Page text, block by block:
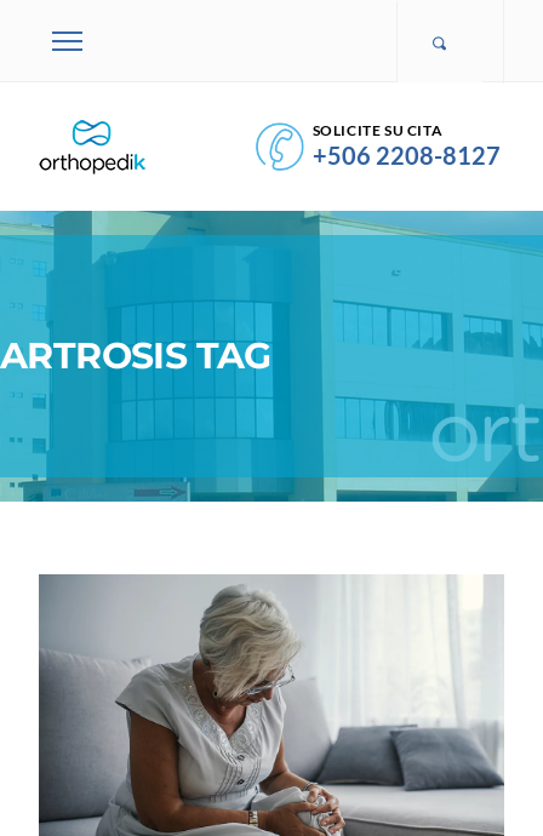
SOLICITE SU CITA
+506 2208-8127
ARTROSIS TAG